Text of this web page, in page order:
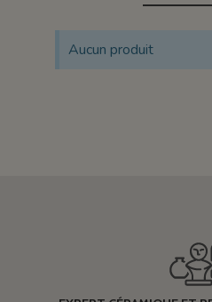
Aucun produit